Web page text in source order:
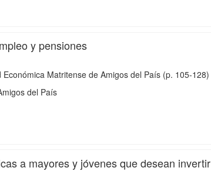
y pensiones
Matritense de Amigos del País (p. 105-128)
del País
a mayores y jóvenes que desean invertir